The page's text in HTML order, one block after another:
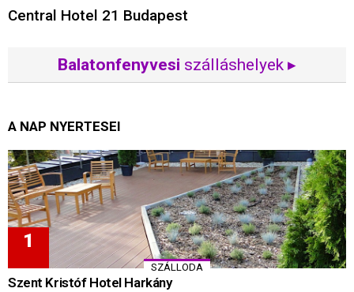
Central Hotel 21 Budapest
Balatonfenyvesi szálláshelyek ▸
A NAP NYERTESEI
SZÁLLODA
Szent Kristóf Hotel Harkány